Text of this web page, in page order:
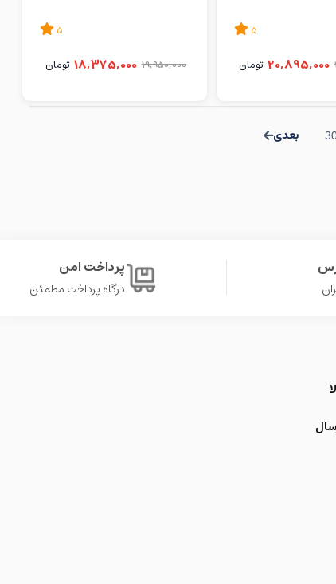
5
20,895,000 تومان
5
19,950,000
18,375,000 تومان
پرداخت امن
درگاه پرداخت مطمئن